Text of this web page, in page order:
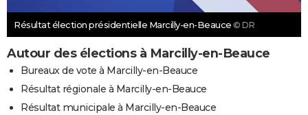
Résultat élection présidentielle Marcilly-en-Beauce © DR
Autour des élections à Marcilly-en-Beauce
Bureaux de vote à Marcilly-en-Beauce
Résultat régionale à Marcilly-en-Beauce
Résultat municipale à Marcilly-en-Beauce